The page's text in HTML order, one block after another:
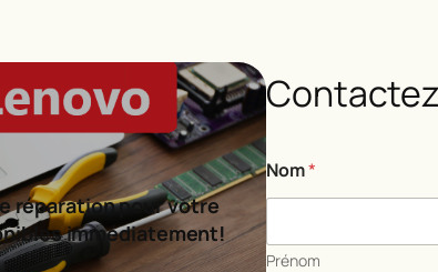
réparation pour votre
immédiatement!
Nom*
Prénom